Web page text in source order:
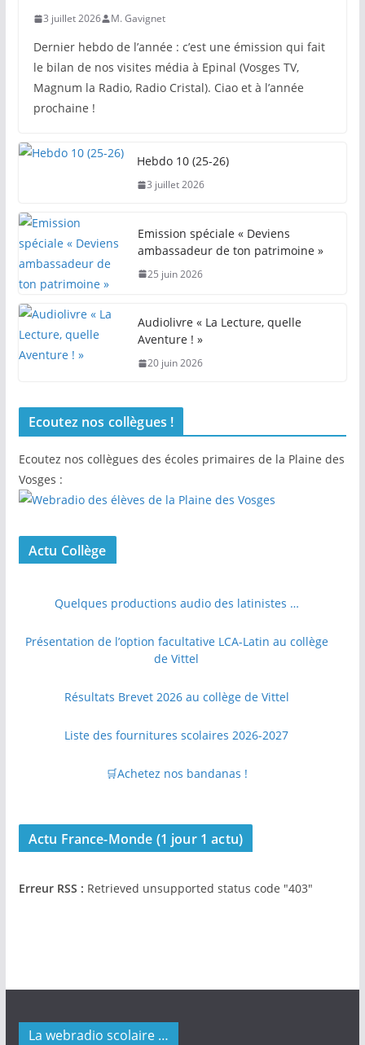
3 juillet 2026 M. Gavignet
Dernier hebdo de l’année : c’est une émission qui fait
le bilan de nos visites média à Epinal (Vosges TV,
Magnum la Radio, Radio Cristal). Ciao et à l’année
prochaine !
Hebdo 10 (25-26)
3 juillet 2026
Emission spéciale « Deviens
ambassadeur de ton patrimoine »
25 juin 2026
Audiolivre « La Lecture, quelle
Aventure ! »
20 juin 2026
Ecoutez nos collègues !
Ecoutez nos collègues des écoles primaires de la Plaine des
Vosges :
Actu Collège
Quelques productions audio des latinistes …
Présentation de l’option facultative LCA-Latin au collège
de Vittel
Résultats Brevet 2026 au collège de Vittel
Liste des fournitures scolaires 2026-2027
🛒Achetez nos bandanas !
Actu France-Monde (1 jour 1 actu)
Erreur RSS : Retrieved unsupported status code "403"
La webradio scolaire …